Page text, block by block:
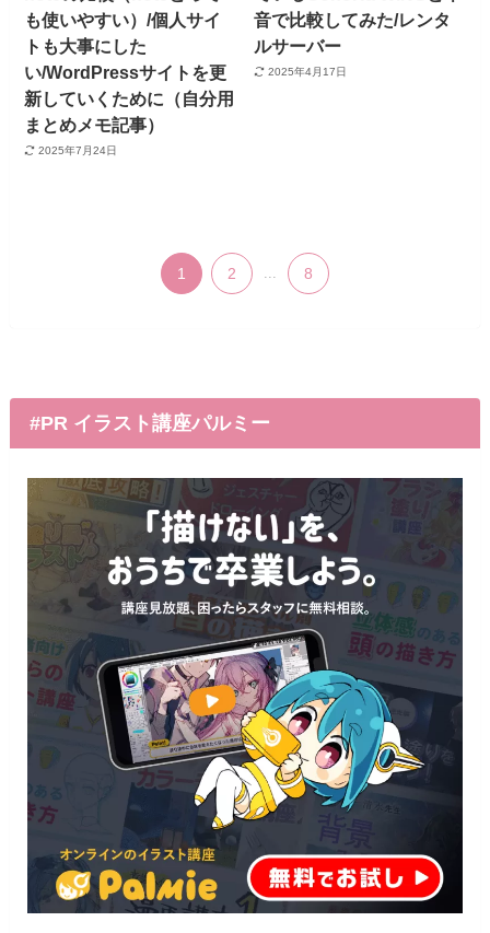
も使いやすい）/個人サイ
トも大事にした
い/WordPressサイトを更
新していくために（自分用
まとめメモ記事）
2025年7月24日
音で比較してみた/レンタ
ルサーバー
2025年4月17日
1 2 ... 8
#PR イラスト講座パルミー